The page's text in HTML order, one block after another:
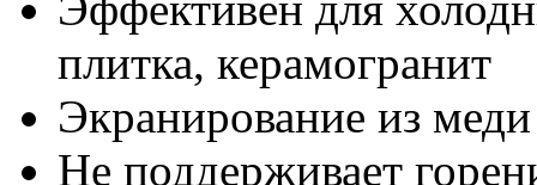
плитка, керамогранит
Экранирование из меди
Не поддерживает